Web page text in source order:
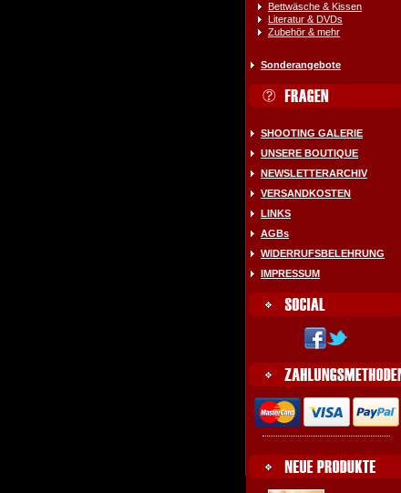
Bettwäsche & Kissen
Literatur & DVDs
Zubehör & mehr
Sonderangebote
SHOOTING GALERIE
UNSERE BOUTIQUE
NEWSLETTERARCHIV
VERSANDKOSTEN
LINKS
AGBs
WIDERRUFSBELEHRUNG
IMPRESSUM